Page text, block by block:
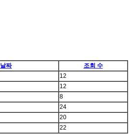
날짜
조회 수
12
12
8
24
20
22